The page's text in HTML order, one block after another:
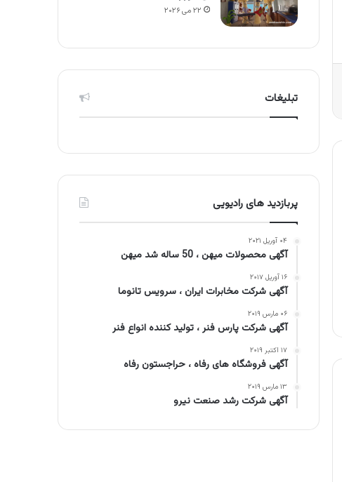
۲۲ می ۲۰۲۶
تبلیغات
پربازدید های رادیویی
۰۴ آوریل ۲۰۲۱
آگهی محصولات میهن ، 50 ساله شد میهن
۱۶ آوریل ۲۰۱۷
آگهی شرکت مخابرات ایران ، سرویس تانوما
۰۶ مارس ۲۰۱۹
آگهی شرکت پارس فنر ، تولید کننده انواع فنر
۱۷ اکتبر ۲۰۱۹
آگهی فروشگاه های رفاه ، حراجستون رفاه
۱۳ مارس ۲۰۱۹
آگهی شرکت رشد صنعت نیرو